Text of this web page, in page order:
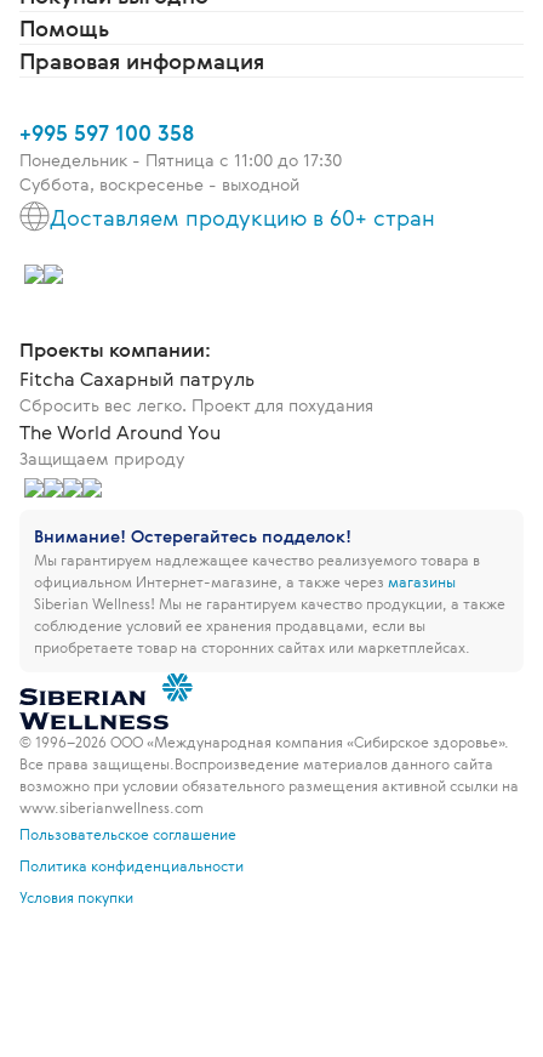
Помощь
Правовая информация
+995 597 100 358
Понедельник - Пятница c 11:00 до 17:30
Суббота, воскресенье - выходной
Доставляем продукцию в 60+ стран
Проекты компании:
Fitcha Сахарный патруль
Сбросить вес легко. Проект для похудания
The World Around You
Защищаем природу
Внимание! Остерегайтесь подделок!
Мы гарантируем надлежащее качество реализуемого товара в
официальном Интернет-магазине, а также через магазины
Siberian Wellness! Мы не гарантируем качество продукции, а также
соблюдение условий ее хранения продавцами, если вы
приобретаете товар на сторонних сайтах или маркетплейсах.
© 1996–2026 ООО «Международная компания «Сибирское здоровье».
Все права защищены. Воспроизведение материалов данного сайта
возможно при условии обязательного размещения активной ссылки на
www.siberianwellness.com
Пользовательское соглашение
Политика конфиденциальности
Условия покупки